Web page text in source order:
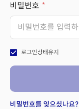
비밀번호
check_box 로그인상태유지
비밀번호를 잊으셨나요?